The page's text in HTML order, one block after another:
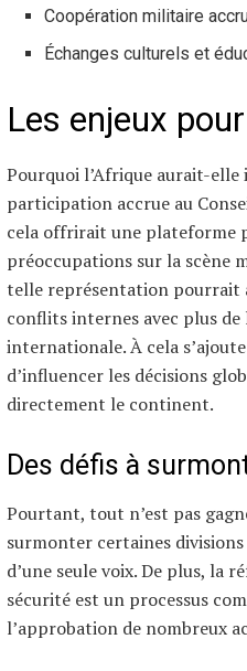
Coopération militaire
Échanges culturels et
Les enjeux
Pourquoi l’Afrique aurait-
participation accrue au
cela offrirait une plateforme
préoccupations sur la scène
telle représentation pourrait
conflits internes avec plus
internationale. À cela
d’influencer les décisions
directement le continent.
Des défis à
Pourtant, tout n’est pas
surmonter certaines
d’une seule voix. De plus, la
sécurité est un processus
l’approbation de nombreux